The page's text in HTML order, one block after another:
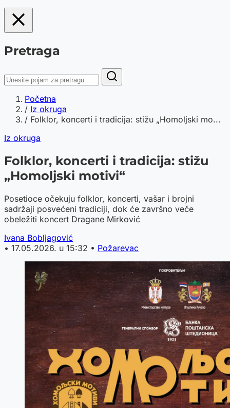
Pretraga
Početna
/ Iz okruga
/ Folklor, koncerti i tradicija: stižu „Homoljski mo...
Iz okruga
Folklor, koncerti i tradicija: stižu
„Homoljski motivi“
Posetioce očekuju folklor, koncerti, vašar i brojni
sadržaji posvećeni tradiciji, dok će završno veče
obeležiti koncert Dragane Mirković
Ivana Bobljagović
• 17.05.2026. u 15:32 • Požarevac